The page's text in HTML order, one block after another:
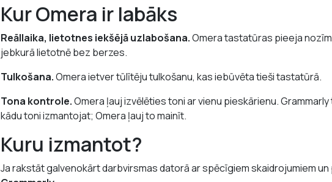
Kur Omera ir labāks
Reāllaika, lietotnes iekšējā uzlabošana.Omera tastatūras pieeja
jebkurā lietotnē bez berzes.
Tulkošana.Omera ietver tūlītēju tulkošanu, kas iebūvēta tieši tastatūrā.
Tona kontrole.Omera ļauj izvēlēties toni ar vienu pieskārienu.
kādu toni izmantojat; Omera ļauj to mainīt.
Kuru izmantot?
Ja rakstāt galvenokārt darbvirsmas datorā ar spēcīgiem skaidrojumiem